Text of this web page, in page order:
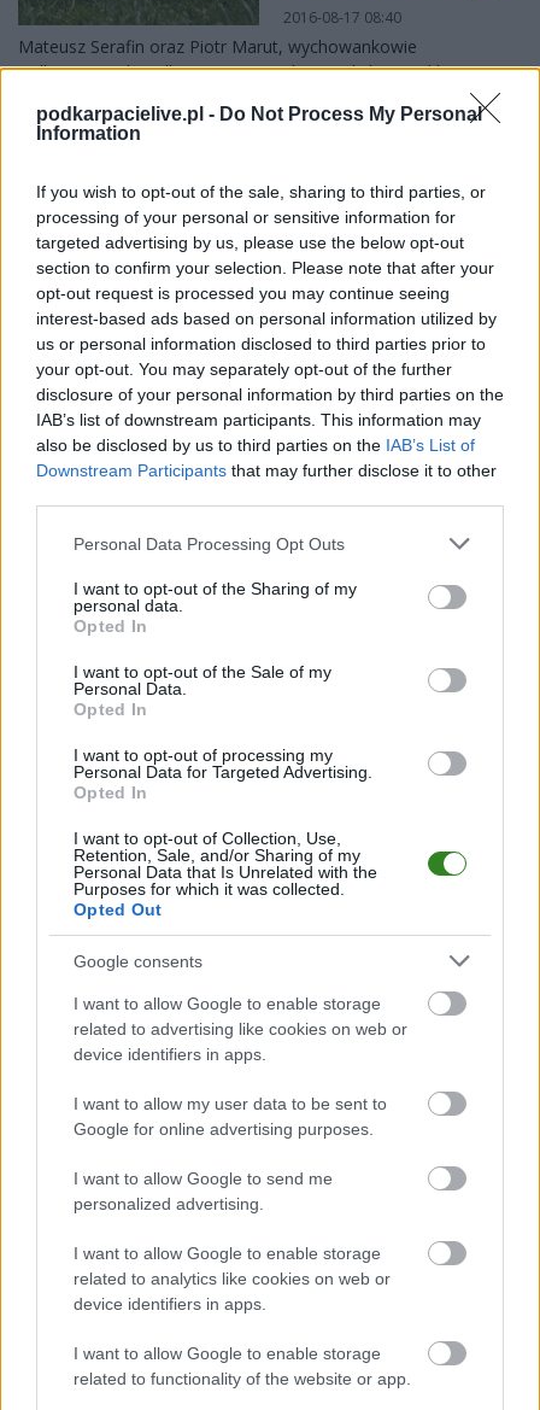
podkarpacielive.pl - Do Not Process My Personal
Information
If you wish to opt-out of the sale, sharing to third parties, or
processing of your personal or sensitive information for
targeted advertising by us, please use the below opt-out
section to confirm your selection. Please note that after your
opt-out request is processed you may continue seeing
interest-based ads based on personal information utilized by
us or personal information disclosed to third parties prior to
your opt-out. You may separately opt-out of the further
disclosure of your personal information by third parties on the
IAB’s list of downstream participants. This information may
also be disclosed by us to third parties on the IAB’s List of
Downstream Participants that may further disclose it to other
Please note that this website/app uses one or more Google
not limited to your visit or usage behaviour. You may click to
grant or deny consent to Google and its third-party tags to
use your data for below specified purposes in below Google
consent section.
Personal Data Processing Opt Outs
I want to opt-out of the Sharing of my
personal data.
Opted In
I want to opt-out of the Sale of my
Personal Data.
Opted In
I want to opt-out of processing my
Personal Data for Targeted Advertising.
Opted In
I want to opt-out of Collection, Use,
Retention, Sale, and/or Sharing of my
Personal Data that Is Unrelated with the
Purposes for which it was collected.
Opted Out
Google consents
I want to allow Google to enable storage
related to advertising like cookies on web or
device identifiers in apps.
I want to allow my user data to be sent to
Google for online advertising purposes.
I want to allow Google to send me
personalized advertising.
I want to allow Google to enable storage
related to analytics like cookies on web or
device identifiers in apps.
I want to allow Google to enable storage
related to functionality of the website or app.
2016-08-17 08:40
Mateusz Serafin oraz Piotr Marut, wychowankowie
Kolbuszowianki Kolbuszowa, zostali zawodnikami A-klasowego
zespołu Marmury Przyłęk. &nbsp; 30-letni Mateusz Serafin
występuje na pozycji obrońcy. Ostatnio bronił barw Victorii
Kidałowice. &nbsp; Natomiast Piotr Marut jest napastnikiem,
Czytaj więcej
Mateusz Serafin
może wzmocnić
Marmury Przyłęk
2016-08-08 16:50
Mateusz Serafin, były zawodnik m.in. Stali Rzeszów, Limblachu
Zaczernie i Rzemieślnika Pilzno, jest przymierzany do gry w
Marmurach Przyłęk. &nbsp; Mateusz Serafin ma 30 lat, jest
wychowankiem Kolbuszowianki. Większość swojej piłkarskiej
przygody spędził właśnie w kolbuszowskim zes...
Marmurów Przyłęk
(lato 2016)
Przyłęk, Siedlanka,
Breń i Podborze w
2016-06-23 18:56
Marmury Przyłęk, Błękitni Siedlanka oraz Atut Podborze i Barka
Breń Osuchowski wywalczyły awans do grupy III rzeszowskiej
klasy A. Wszyscy beniaminkowie w przeszłości grali już na
poziomie A klasy. Na przykład, Barka, wraca do tych rozgrywek
po sezonie przerwy. Po czterech sezonach d...
Marmury Przyłęk - wszystkie powiązane newsy